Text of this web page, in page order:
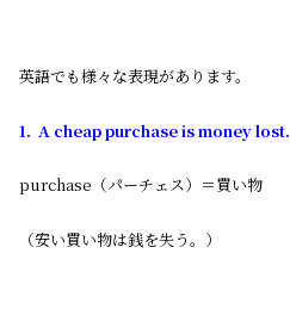
英語でも様々な表現があります。
1. A cheap purchase is money lost.
purchase（パーチェス）＝買い物
（安い買い物は銭を失う。）